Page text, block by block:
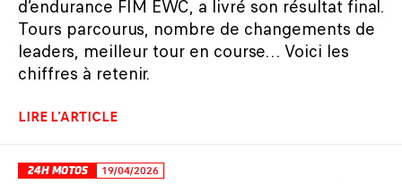
d’endurance FIM EWC, a livré son résultat final.
Tours parcourus, nombre de changements de
leaders, meilleur tour en course… Voici les
chiffres à retenir.
LIRE L'ARTICLE
24H MOTOS 19/04/2026